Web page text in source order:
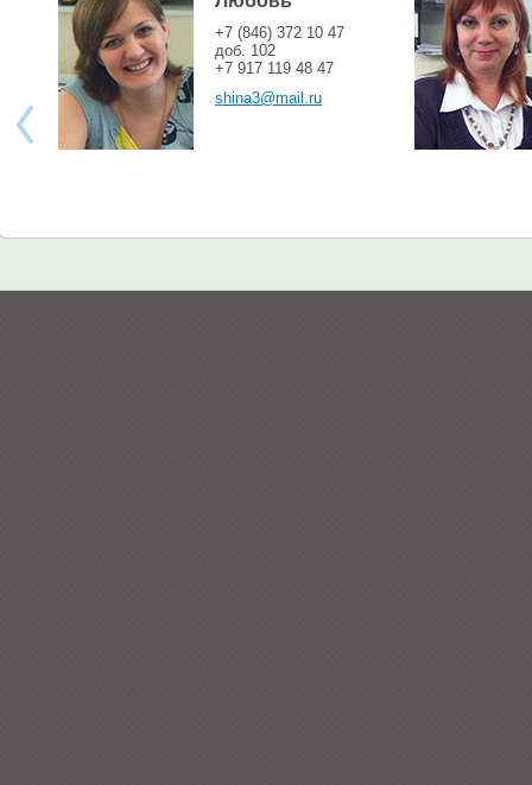
+7 (846) 372 10 47
доб. 102
+7 917 119 48 47
shina3@mail.ru